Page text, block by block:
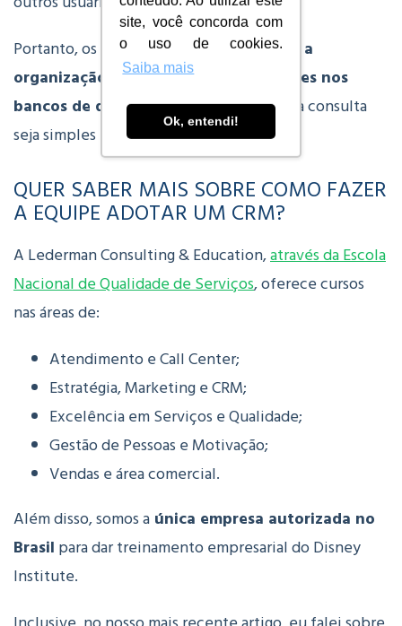
site, você concorda com
o uso de cookies.
Saiba mais
Ok, entendi!
Portanto, os responsáveis devemmanter a
organização e precisão das informações nos
bancos de dados, fazendo com que toda consulta
seja simples e eficaz.
QUER SABER MAIS SOBRE COMO FAZER
A EQUIPE ADOTAR UM CRM?
A Lederman Consulting & Education,através da Escola
Nacional de Qualidade de Serviços, oferece cursos
nas áreas de:
Atendimento e Call Center;
Estratégia, Marketing e CRM;
Excelência em Serviços e Qualidade;
Gestão de Pessoas e Motivação;
Vendas e área comercial.
Além disso, somos a única empresa autorizada no
Brasil para dar treinamento empresarial do Disney
Institute.